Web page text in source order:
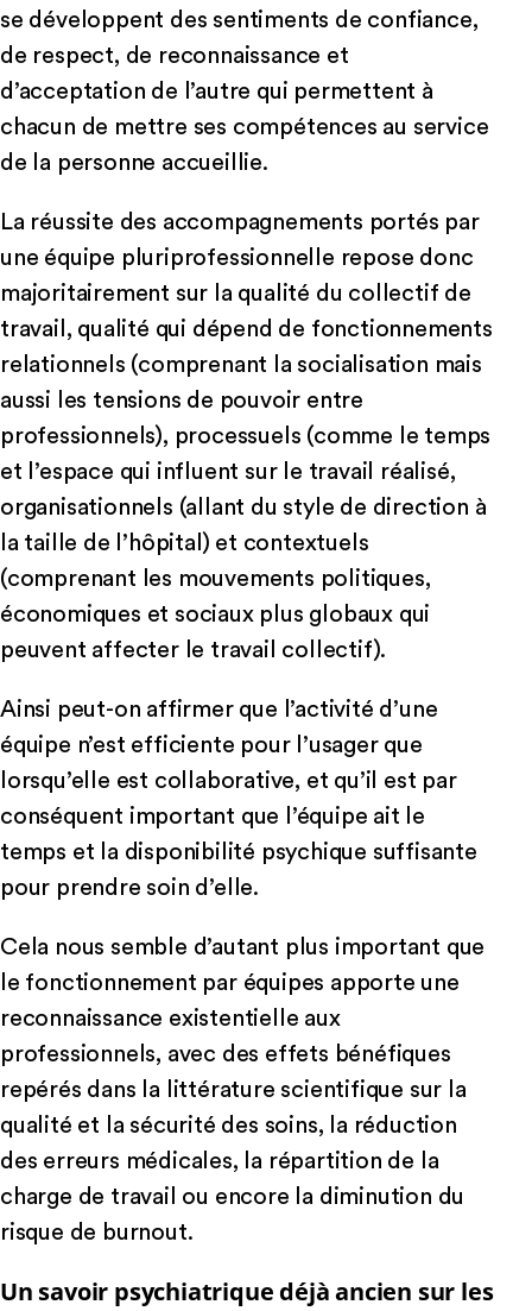
se développent des sentiments de confiance,
de respect, de reconnaissance et
d’acceptation de l’autre qui permettent à
chacun de mettre ses compétences au service
de la personne accueillie.
La réussite des accompagnements portés par
une équipe pluriprofessionnelle repose donc
majoritairement sur la qualité du collectif de
travail, qualité qui dépend de fonctionnements
relationnels (comprenant la socialisation mais
aussi les tensions de pouvoir entre
professionnels), processuels (comme le temps
et l’espace qui influent sur le travail réalisé,
organisationnels (allant du style de direction à
la taille de l’hôpital) et contextuels
(comprenant les mouvements politiques,
économiques et sociaux plus globaux qui
peuvent affecter le travail collectif).
Ainsi peut-on affirmer que l’activité d’une
équipe n’est efficiente pour l’usager que
lorsqu’elle est collaborative, et qu’il est par
conséquent important que l’équipe ait le
temps et la disponibilité psychique suffisante
pour prendre soin d’elle.
Cela nous semble d’autant plus important que
le fonctionnement par équipes apporte une
reconnaissance existentielle aux
professionnels, avec des effets bénéfiques
repérés dans la littérature scientifique sur la
qualité et la sécurité des soins, la réduction
des erreurs médicales, la répartition de la
charge de travail ou encore la diminution du
risque de burnout.
Un savoir psychiatrique déjà ancien sur les